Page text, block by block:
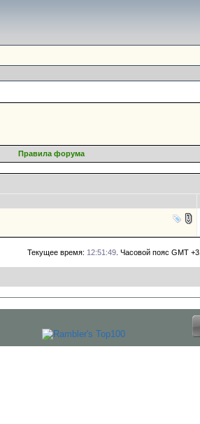
Правила форума
Текущее время: 12:51:49. Часовой пояс GMT +3.